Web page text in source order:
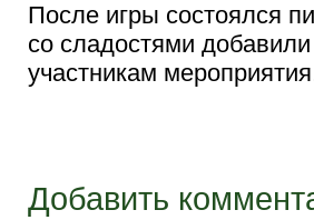
После игры состоялся
со сладостями
участникам
Добавить